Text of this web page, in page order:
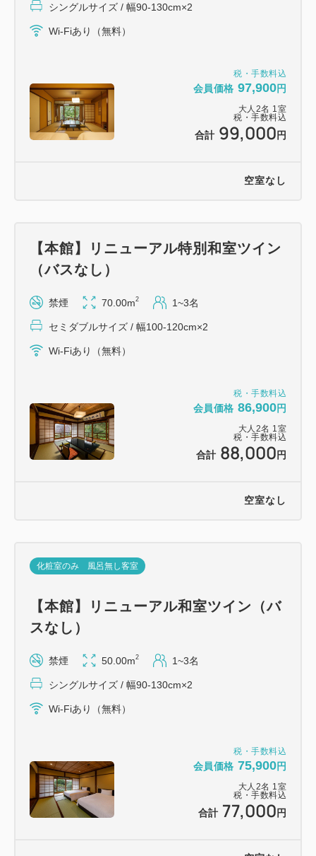
ごしください。
①ユネッサン「365日お祭り広場」（開催期間：365
日毎日）
小涌園太鼓、ボザッピィDJ、音楽イベントなど日替
わり開催。
【縁日コーナー】射的、わなげ、巨大ガラポン (12：
00～20：00)
② ユネッサン入り放題（三河屋ご滞在中は何度でも
ご利用無料）
ご滞在中（チェックイン前からチェックアウト後ま
通常入場料：大人3,500円／小人1,800円
③ユネッサンお祭り広場でご参加いただける「沖縄ク
フレーム作りのいずれかからお選びいただけます。
ご希望のお部屋タイプにてご予約ください。
■ご夕食
の恵みを味わう会席料理をごゆっくりとお楽しみくだ
さい。
17：30～21：00にてご案内いたします。（ご到着時
※状況により営業時間を変更することがあります。
※小学生のお客様は大人メニュー、幼児はお子様メニ
ューでご用意いたします。
（小学生のお客様もお子様メニューに変更可能です。
税・手数料込
会員価格 97,900円
大人 2名 1 室
税・手数料込
合計 99,000 円
シングルサイズ / 幅90-130cm×2
Wi-Fiあり（無料）
空室なし
税・手数料込
会員価格 86,900円
大人 2名 1 室
税・手数料込
合計 88,000 円
【本館】リニューアル特別和室ツイン
（バスなし）
禁煙 70.00m2 1~3名
セミダブルサイズ / 幅100-120cm×2
Wi-Fiあり（無料）
空室なし
税・手数料込
会員価格 75,900円
大人 2名 1 室
税・手数料込
合計 77,000 円
化粧室のみ 風呂無し客室
【本館】リニューアル和室ツイン（バ
スなし）
禁煙 50.00m2 1~3名
シングルサイズ / 幅90-130cm×2
Wi-Fiあり（無料）